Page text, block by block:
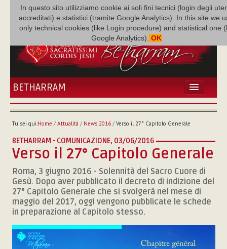
In questo sito utilizziamo cookie ai soli fini tecnici (login degli
accreditati) e statistici (tramite Google Analytics). In this site we
only technical cookies (like Login procedure) and statistical one
Google Analytics). OK
BETHARRAM
HOME
FAMIGLIA
MISSIONE
NEF
MEDIATECA
P. AUGUSTO ETCHECOPAR
Tu sei qui:Home / Attualità / News 2016/ Verso il 27° Capitolo Generale
BETHARRAM - COMUNICAZIONE, 03/06/2016
Verso il 27° Capitolo Generale
Roma, 3 giugno 2016 - Solennità del Sacro Cuore di
Gesù. Dopo aver pubblicato il decreto di indizione del
27° Capitolo Generale che si svolgerà nel mese di
maggio del 2017, oggi vengono pubblicate le schede
in preparazione al Capitolo stesso.